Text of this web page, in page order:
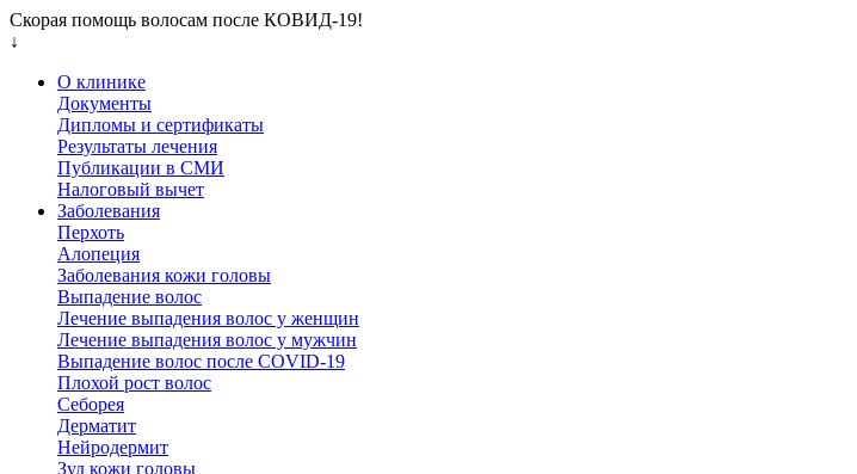
Скорая помощь волосам после КОВИД-19!
↓
О клинике
Документы
Дипломы и сертификаты
Результаты лечения
Публикации в СМИ
Налоговый вычет
Заболевания
Перхоть
Алопеция
Заболевания кожи головы
Выпадение волос
Лечение выпадения волос у женщин
Лечение выпадения волос у мужчин
Выпадение волос после COVID-19
Плохой рост волос
Cеборея
Дерматит
Нейродермит
Зуд кожи головы